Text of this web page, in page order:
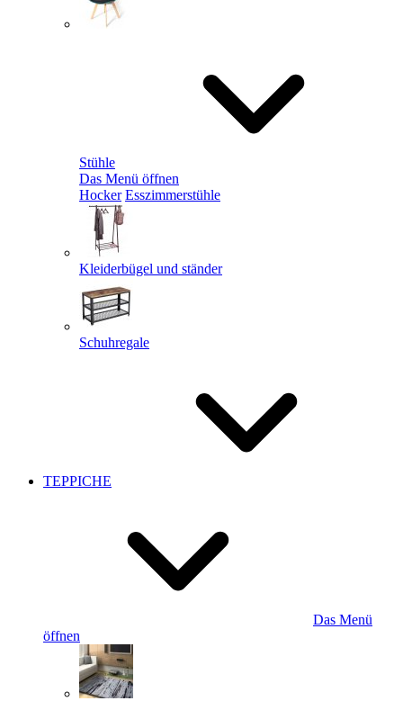
Stühle
Das Menü öffnen
Hocker Esszimmerstühle
Kleiderbügel und ständer
Schuhregale
TEPPICHE
Das Menü
öffnen